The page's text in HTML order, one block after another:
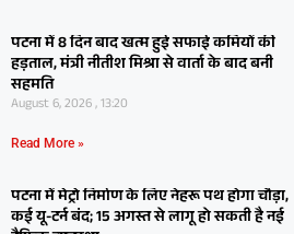
पटना में 8 दिन बाद खत्म हुई सफाई कर्मियों की
हड़ताल, मंत्री नीतीश मिश्रा से वार्ता के बाद बनी
सहमति
August 6, 2026 , 13:20
Read More »
पटना में मेट्रो निर्माण के लिए नेहरू पथ होगा चौड़ा,
कई यू-टर्न बंद; 15 अगस्त से लागू हो सकती है नई